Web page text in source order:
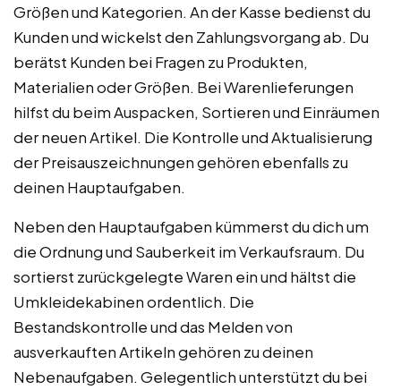
Größen und Kategorien. An der Kasse bedienst du
Kunden und wickelst den Zahlungsvorgang ab. Du
berätst Kunden bei Fragen zu Produkten,
Materialien oder Größen. Bei Warenlieferungen
hilfst du beim Auspacken, Sortieren und Einräumen
der neuen Artikel. Die Kontrolle und Aktualisierung
der Preisauszeichnungen gehören ebenfalls zu
deinen Hauptaufgaben.
Neben den Hauptaufgaben kümmerst du dich um
die Ordnung und Sauberkeit im Verkaufsraum. Du
sortierst zurückgelegte Waren ein und hältst die
Umkleidekabinen ordentlich. Die
Bestandskontrolle und das Melden von
ausverkauften Artikeln gehören zu deinen
Nebenaufgaben. Gelegentlich unterstützt du bei